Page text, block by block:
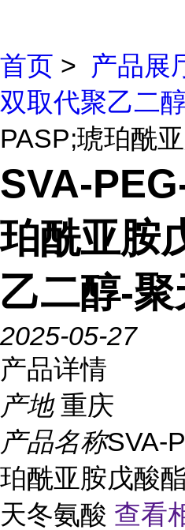
首页 > 产品展
双取代聚乙二
PASP;琥珀酰
SVA-
珀酰亚胺
乙二醇-
2025-05-27
产品详情
产地 重庆
产品名称SVA-
珀酰亚胺戊酸
天冬氨酸 查看